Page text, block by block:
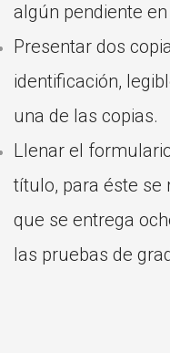
algún pendiente
Presentar dos
identificación,
una de las copias.
Llenar el
título, para éste se
que se entrega
las pruebas de